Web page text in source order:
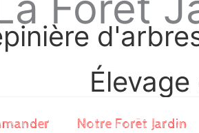
Notre Forêt Jardin